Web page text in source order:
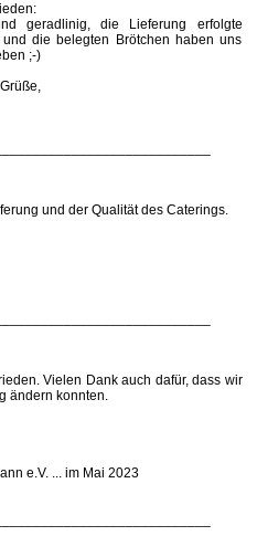
geradlinig, die Lieferung erfolgte
die belegten Brötchen haben uns
;-)
und der Qualität des Caterings.
Vielen Dank auch dafür, dass wir
ändern konnten.
e.V. ... im Mai 2023